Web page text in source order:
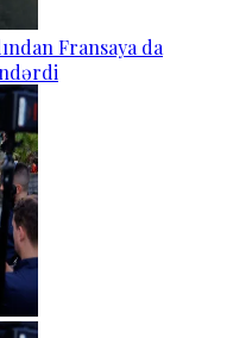
Fransaya da